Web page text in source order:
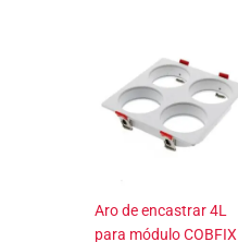
Aro de encastrar 4L
para módulo COBFIX